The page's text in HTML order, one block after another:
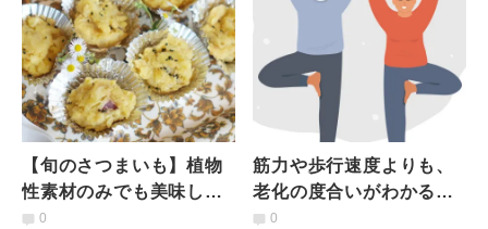
【旬のさつまいも】植物
性素材のみでも美味しく
できる！生クリームバタ
0
筋力や歩行速度よりも、
老化の度合いがわかる
【片足立ち】60代は30秒
0